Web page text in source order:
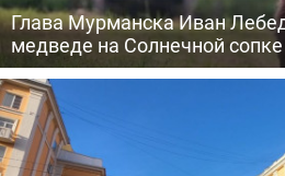
Глава Мурманска Иван
медведе на Солнечной сопке